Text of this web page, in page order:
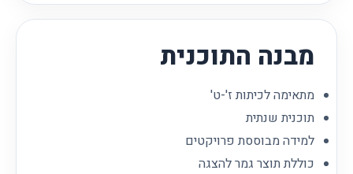
מבנה התוכנית
מתאימה לכיתות ז'-ט'
תוכנית שנתית
למידה מבוססת פרויקטים
כוללת תוצר גמר להצגה